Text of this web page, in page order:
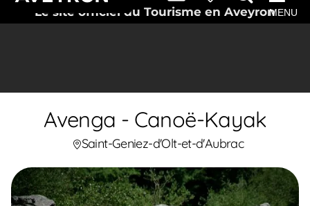
Le site officiel du Tourisme en AveyronMENU
Avenga - Canoë-Kayak
Saint-Geniez-d'Olt-et-d'Aubrac